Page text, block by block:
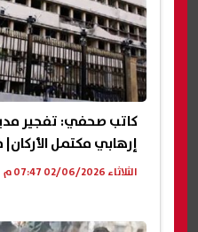
كاتب صحفي: تفجير
إرهابي مكتمل
الثلاثاء 02/06/2026 07:47 م